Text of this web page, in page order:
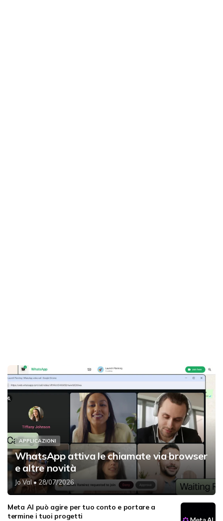
APPLICAZIONI
WhatsApp attiva le chiamate via browser
e altre novità
Jo Val• 28/07/2026
Meta AI può agire per tuo conto e portare a
termine i tuoi progetti